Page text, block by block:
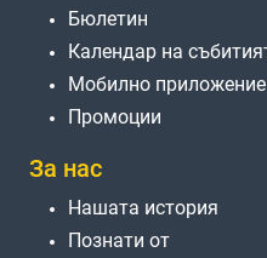
Бюлетин
Календар на
Мобилно приложение
Промоции
За нас
Нашата история
Познати от